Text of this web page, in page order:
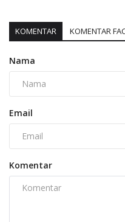
KOMENTAR KOMENTAR
Nama
Email
Komentar